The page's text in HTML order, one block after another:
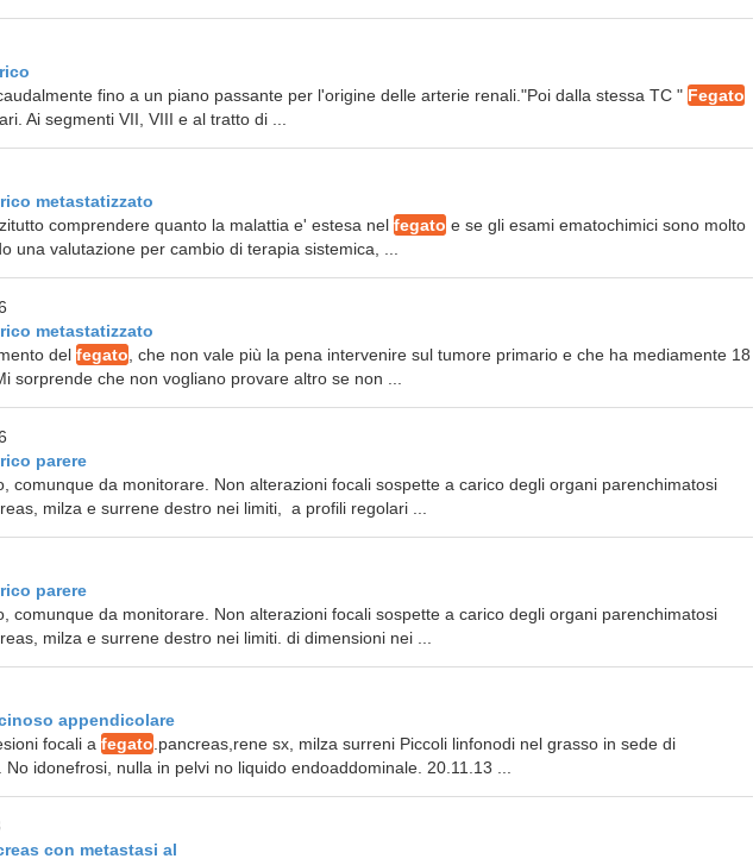
fino a un piano passante per l'origine delle arterie renali."Poi dalla stessa TC " Fegato
Ai segmenti VII, VIII e al tratto di ...
metastatizzato
comprendere quanto la malattia e' estesa nel fegato e se gli esami ematochimici sono molto
una valutazione per cambio di terapia sistemica, ...
metastatizzato
del fegato , che non vale più la pena intervenire sul tumore primario e che ha mediamente 18
sorprende che non vogliano provare altro se non ...
parere
comunque da monitorare. Non alterazioni focali sospette a carico degli organi parenchimatosi
milza e surrene destro nei limiti, a profili regolari ...
parere
comunque da monitorare. Non alterazioni focali sospette a carico degli organi parenchimatosi
milza e surrene destro nei limiti. di dimensioni nei ...
appendicolare
focali a fegato .pancreas,rene sx, milza surreni Piccoli linfonodi nel grasso in sede di
idonefrosi, nulla in pelvi no liquido endoaddominale. 20.11.13 ...
con metastasi al